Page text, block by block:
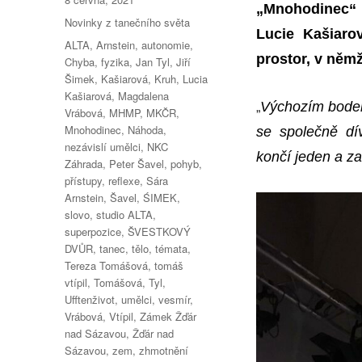
„
Lucie
prostor, v
„Výchozím
se společně
končí jeden a
Rubriky:
Novinky z tanečního světa
Štítky:
ALTA,Arnstein,autonomie,
Chyba,fyzika,Jan Tyl,Jiří
Šimek, Kašiarová, Kruh, Lucia
Kašiarová, Magdalena
Vrábová, MHMP, MKČR,
Mnohodinec, Náhoda,
nezávislí umělci, NKC
Záhrada, Peter Šavel,pohyb,
přístupy, reflexe,Sára
Arnstein,Šavel,ŚIMEK,
slovo,studio ALTA,
superpozice,ŠVESTKOVÝ
DVŮR,tanec,tělo,témata,
Tereza Tomášová,tomáš
vtípil,Tomášová,Tyl,
Ufftenživot, umělci,vesmír,
Vrábová,Vtípil,Zámek Žďár
nad Sázavou,Žďár nad
Sázavou,zem,zhmotnění